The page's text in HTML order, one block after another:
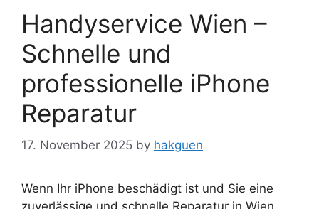
Handyservice Wien –
Schnelle und
professionelle iPhone
Reparatur
17. November 2025 by hakguen
Wenn Ihr iPhone beschädigt ist und Sie eine
zuverlässige und schnelle Reparatur in Wien